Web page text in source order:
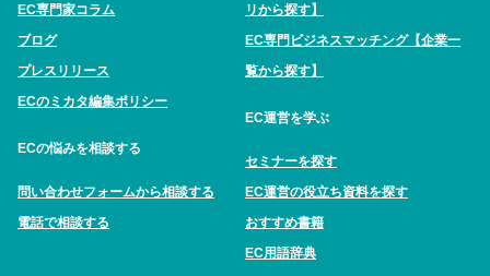
EC専門家コラム
ブログ
プレスリリース
ECのミカタ編集ポリシー
ECの悩みを相談する
問い合わせフォームから相談する
電話で相談する
リから探す】
EC専門ビジネスマッチング【企業一
覧から探す】
EC運営を学ぶ
セミナーを探す
EC運営の役立ち資料を探す
おすすめ書籍
EC用語辞典